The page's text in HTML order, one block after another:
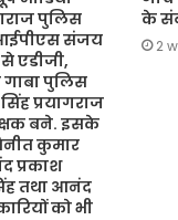
पुलिस
संजय
एडीजी,
पुलिस
प्रयागराज
बने. इसके
कुमार
प्रकाश
तथा आनंद
को भी
के
2